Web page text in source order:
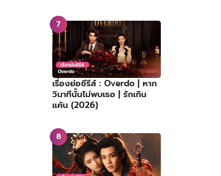
เรื่องย่อซีรีส์ : Overdo | หาก
วินาทีนั้นไม่พบเธอ | รักเกิน
แค้น (2026)